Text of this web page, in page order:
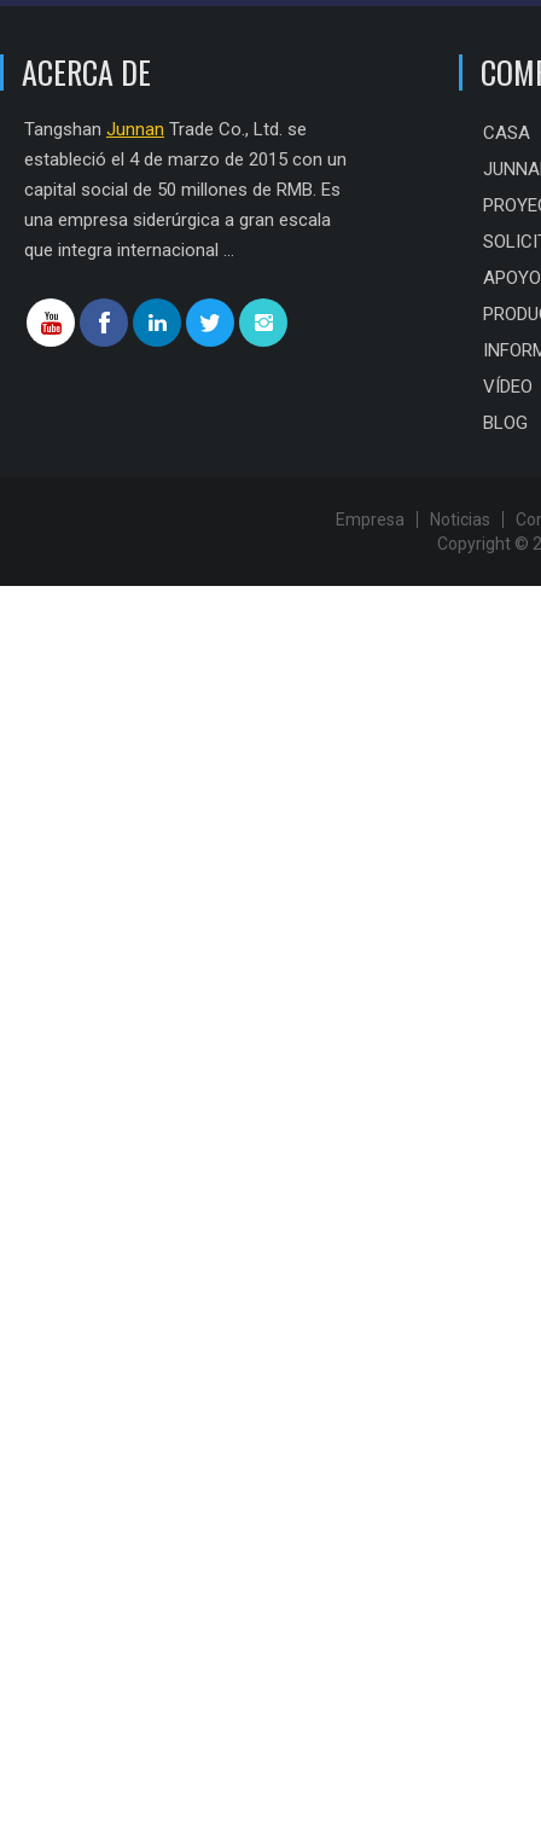
ACERCA DE
Tangshan Junnan Trade Co., Ltd. se
estableció el 4 de marzo de 2015 con un
capital social de 50 millones de RMB. Es
una empresa siderúrgica a gran escala
que integra internacional ...
CASA
APOYO
VÍDEO
BLOG
Empresa Noticias
Copyright ©